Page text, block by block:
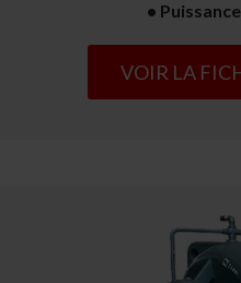
•
VOIR LA